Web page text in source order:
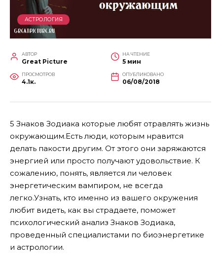
АСТРОЛОГИЯ
АВТОР
Great Picture
НА ЧТЕНИЕ
5 мин
ПРОСМОТРОВ
4.1к.
ОПУБЛИКОВАНО
06/08/2018
5 Знаков Зодиака которые любят отравлять жизнь
окружающим.Есть люди, которым нравится
делать пакости другим. От этого они заряжаются
энергией или просто получают удовольствие. К
сожалению, понять, является ли человек
энергетическим вампиром, не всегда
легко.Узнать, кто именно из вашего окружения
любит видеть, как вы страдаете, поможет
психологический анализ Знаков Зодиака,
проведенный специалистами по биоэнергетике
и астрологии.